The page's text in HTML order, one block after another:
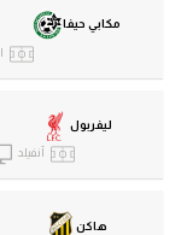
هاكن
ليفربول
آنفيلد
مكابي حيفا